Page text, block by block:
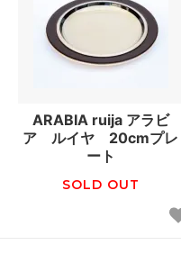
ARABIA ruija アラビ
ア ルイヤ 20cmプレ
ート
SOLD OUT